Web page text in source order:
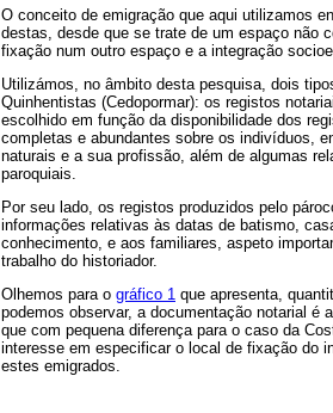
O conceito de emigração que aqui utilizamos
destas, desde que se trate de um espaço não
fixação num outro espaço e a integração
Utilizámos, no âmbito desta pesquisa, dois
Quinhentistas (­Cedopormar): os registos
escolhido em função da disponibilidade dos
completas e abundantes sobre os indivíduos,
naturais e a sua profissão, além de algumas
paroquiais.
Por seu lado, os registos produzidos pelo
informações relativas às datas de batismo,
conhecimento, e aos familiares, aspeto
trabalho do historiador.
Olhemos para o gráfico 1 que apresenta,
podemos observar, a documentação notarial é
que com pequena diferença para o caso da
interesse em especificar o local de fixação do
estes emigrados.